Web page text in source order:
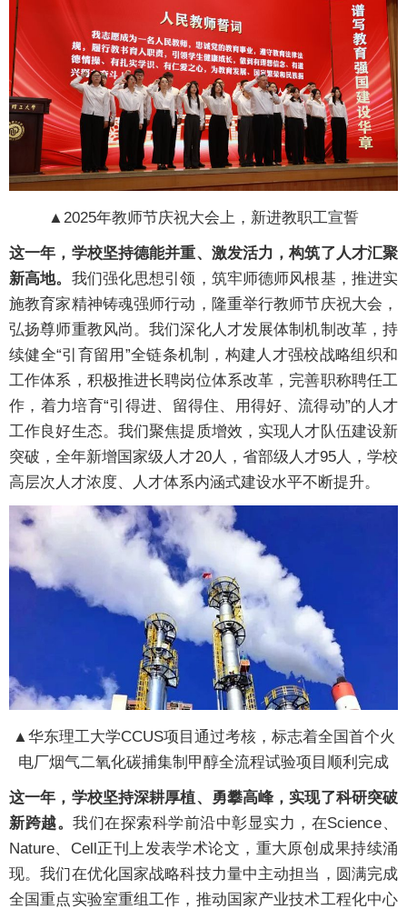
▲2025年教师节庆祝大会上，新进教职工宣誓
这一年，学校坚持德能并重、激发活力，构筑了人才汇聚
新高地。 我们强化思想引领，筑牢师德师风根基，推进实
施教育家精神铸魂强师行动，隆重举行教师节庆祝大会，
弘扬尊师重教风尚。我们深化人才发展体制机制改革，持
续健全“引育留用”全链条机制，构建人才强校战略组织和
工作体系，积极推进长聘岗位体系改革，完善职称聘任工
作，着力培育“引得进、留得住、用得好、流得动”的人才
工作良好生态。我们聚焦提质增效，实现人才队伍建设新
突破，全年新增国家级人才20人，省部级人才95人，学校
高层次人才浓度、人才体系内涵式建设水平不断提升。
▲华东理工大学CCUS项目通过考核，标志着全国首个火
电厂烟气二氧化碳捕集制甲醇全流程试验项目顺利完成
这一年，学校坚持深耕厚植、勇攀高峰，实现了科研突破
新跨越。我们在探索科学前沿中彰显实力，在Science、
Nature、Cell正刊上发表学术论文，重大原创成果持续涌
现。我们在优化国家战略科技力量中主动担当，圆满完成
全国重点实验室重组工作，推动国家产业技术工程化中心